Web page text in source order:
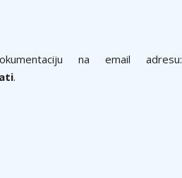
na email adresu:
.